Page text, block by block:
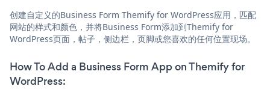
创建自定义的Business Form Themify for WordPress应用，匹配
网站的样式和颜色，并将Business Form添加到Themify for
WordPress页面，帖子，侧边栏，页脚或您喜欢的任何位置现场。
How To Add a Business Form App on Themify for
WordPress: